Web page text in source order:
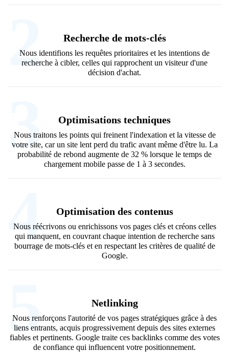
2 Recherche de mots-clés
Nous identifions les requêtes prioritaires et les intentions de
recherche à cibler, celles qui rapprochent un visiteur d'une
décision d'achat.
3 Optimisations techniques
Nous traitons les points qui freinent l'indexation et la vitesse de
votre site, car un site lent perd du trafic avant même d'être lu. La
probabilité de rebond augmente de 32 % lorsque le temps de
chargement mobile passe de 1 à 3 secondes.
4 Optimisation des contenus
Nous réécrivons ou enrichissons vos pages clés et créons celles
qui manquent, en couvrant chaque intention de recherche sans
bourrage de mots-clés et en respectant les critères de qualité de
Google.
5 Netlinking
Nous renforçons l'autorité de vos pages stratégiques grâce à des
liens entrants, acquis progressivement depuis des sites externes
fiables et pertinents. Google traite ces backlinks comme des votes
de confiance qui influencent votre positionnement.